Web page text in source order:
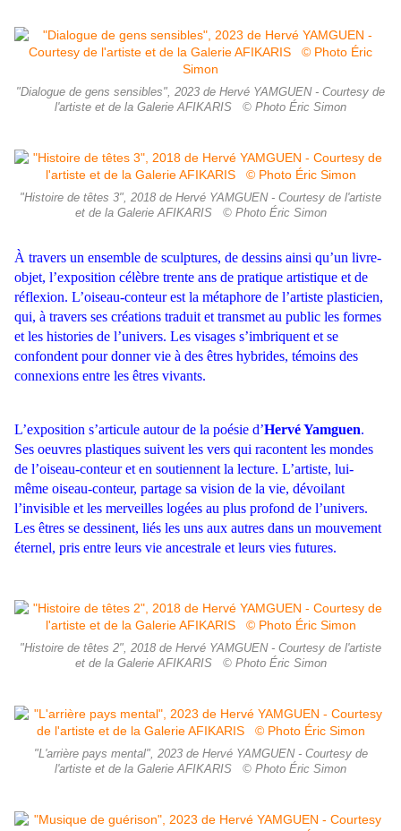
"Dialogue de gens sensibles", 2023 de Hervé YAMGUEN - Courtesy de
l'artiste et de la Galerie AFIKARIS © Photo Éric Simon
"Histoire de têtes 3", 2018 de Hervé YAMGUEN - Courtesy de l'artiste
et de la Galerie AFIKARIS © Photo Éric Simon
À travers un ensemble de sculptures, de dessins ainsi qu’un livre-
objet, l’exposition célèbre trente ans de pratique artistique et de
réflexion. L’oiseau-conteur est la métaphore de l’artiste plasticien,
qui, à travers ses créations traduit et transmet au public les formes
et les histories de l’univers. Les visages s’imbriquent et se
confondent pour donner vie à des êtres hybrides, témoins des
connexions entre les êtres vivants.
L’exposition s’articule autour de la poésie d’Hervé Yamguen.
Ses oeuvres plastiques suivent les vers qui racontent les mondes
de l’oiseau-conteur et en soutiennent la lecture. L’artiste, lui-
même oiseau-conteur, partage sa vision de la vie, dévoilant
l’invisible et les merveilles logées au plus profond de l’univers.
Les êtres se dessinent, liés les uns aux autres dans un mouvement
éternel, pris entre leurs vie ancestrale et leurs vies futures.
"Histoire de têtes 2", 2018 de Hervé YAMGUEN - Courtesy de l'artiste
et de la Galerie AFIKARIS © Photo Éric Simon
"L'arrière pays mental", 2023 de Hervé YAMGUEN - Courtesy de
l'artiste et de la Galerie AFIKARIS © Photo Éric Simon